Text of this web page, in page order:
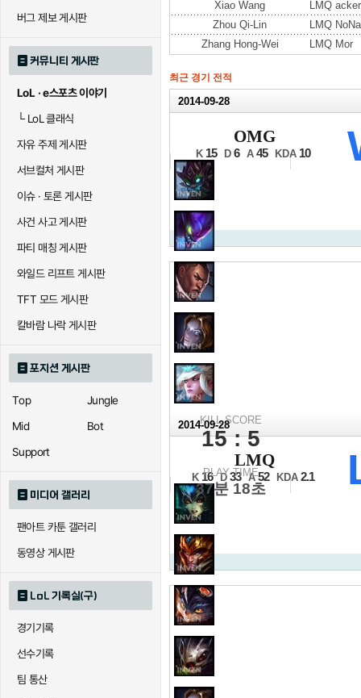
버그 제보 게시판
커뮤니티 게시판
LoL · e스포츠 이야기
└LoL 클래식
자유 주제 게시판
서브컬처 게시판
이슈 · 토론 게시판
사건 사고 게시판
파티 매칭 게시판
와일드 리프트 게시판
TFT 모드 게시판
칼바람 나락 게시판
포지션 게시판
Top
Jungle
Mid
Bot
Support
미디어 갤러리
팬아트 카툰 갤러리
동영상 게시판
LoL 기록실(구)
경기기록
선수기록
팀 통산
Xiao Wang
LMQ
Zhou Qi-Lin
LMQ
Zhang Hong-Wei
LMQ Mor
최근 경기 전적
2014-09-28
16강 C조 12경기
OMG
K 15 D 6 A 45 KDA 10
KILL SCORE
15 : 5
PLAY TIME
37분 18초
2014-09-28
16강 C조 10경기
LMQ
K 16 D 33 A 52 KDA 2.1